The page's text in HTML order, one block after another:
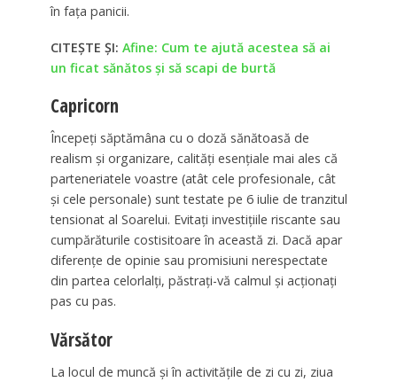
în fața panicii.
CITEȘTE ȘI: Afine: Cum te ajută acestea să ai
un ficat sănătos și să scapi de burtă
Capricorn
Începeți săptămâna cu o doză sănătoasă de
realism și organizare, calități esențiale mai ales că
parteneriatele voastre (atât cele profesionale, cât
și cele personale) sunt testate pe 6 iulie de tranzitul
tensionat al Soarelui. Evitați investițiile riscante sau
cumpărăturile costisitoare în această zi. Dacă apar
diferențe de opinie sau promisiuni nerespectate
din partea celorlalți, păstrați-vă calmul și acționați
pas cu pas.
Vărsător
La locul de muncă și în activitățile de zi cu zi, ziua